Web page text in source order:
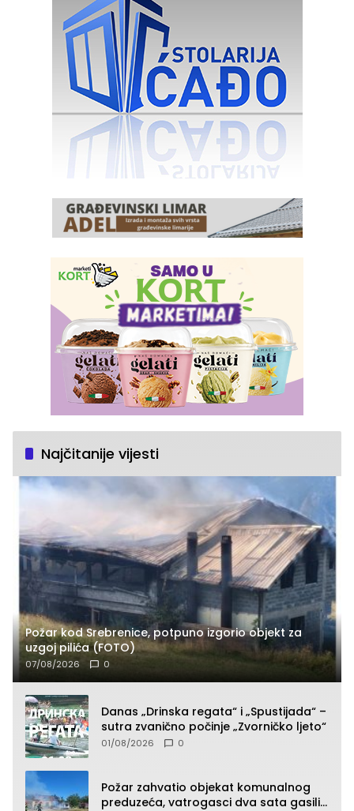
Najčitanije vijesti
Požar kod Srebrenice, potpuno izgorio objekt za
uzgoj pilića (FOTO)
07/08/2026 0
Danas „Drinska regata“ i „Spustijada“ –
sutra zvanično počinje „Zvorničko ljeto“
01/08/2026 0
Požar zahvatio objekat komunalnog
preduzeća, vatrogasci dva sata gasili